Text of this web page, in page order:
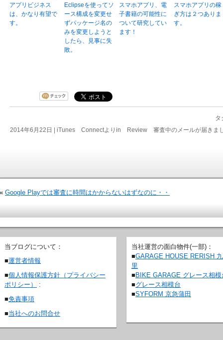
アプリビジネス
は、かなり有望で
す。
Eclipseを使ってソ
ース構成を変更せ
ずパッケージ名の
みを変更しようと
したら、見事に失
敗。
スマホアプリ、電
子書籍の可能性に
ついて研究してい
ます！
スマホアプリの稼
ぎ方は２つありま
す。
タ
2014年6月22日 | iTunes Connectよりin Review 審査中のメールが届きま
« Google Playでは審査に時間はかからないはずなのに・・
当ブログについて：
■運営者情報
■個人情報保護方針（プライバシー
ポリシー）
:
■免責事項
■当社へのお問合せ
当社運営の面白物件(一部)：
■GARAGE HOUSE RERISH
里
■BIKE GARAGE グレース相模
■グレース相模台
■SYFORM 京急蒲田